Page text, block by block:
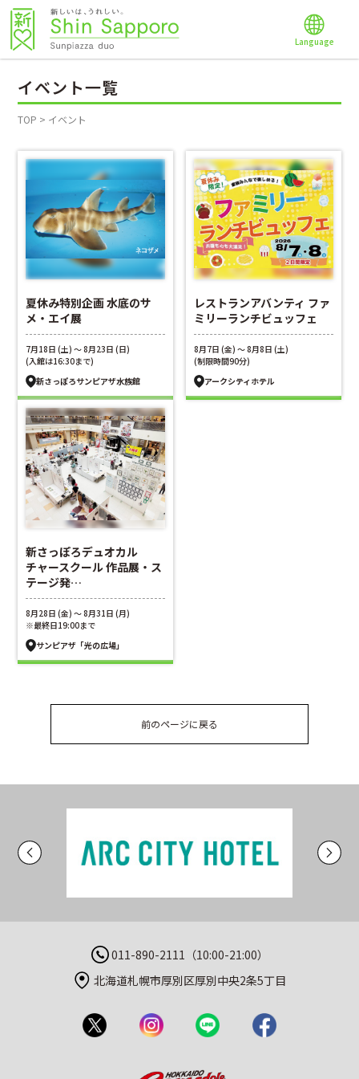
Language
イベント一覧
TOP > イベント
夏休み特別企画 水底のサ
メ・エイ展
7月18日 (土) ～ 8月23日 (日)
(入館は16:30まで)
新さっぽろサンピアザ水族館
レストランアバンティ ファ
ミリーランチビュッフェ
8月7日 (金) ～ 8月8日 (土)
(制限時間90分)
アークシティホテル
新さっぽろデュオカル
チャースクール 作品展・ス
テージ発…
8月28日 (金) ～ 8月31日 (月)
※最終日19:00まで
サンピアザ「光の広場」
前のページに戻る
011-890-2111（10:00-21:00）
北海道札幌市厚別区厚別中央2条5丁目